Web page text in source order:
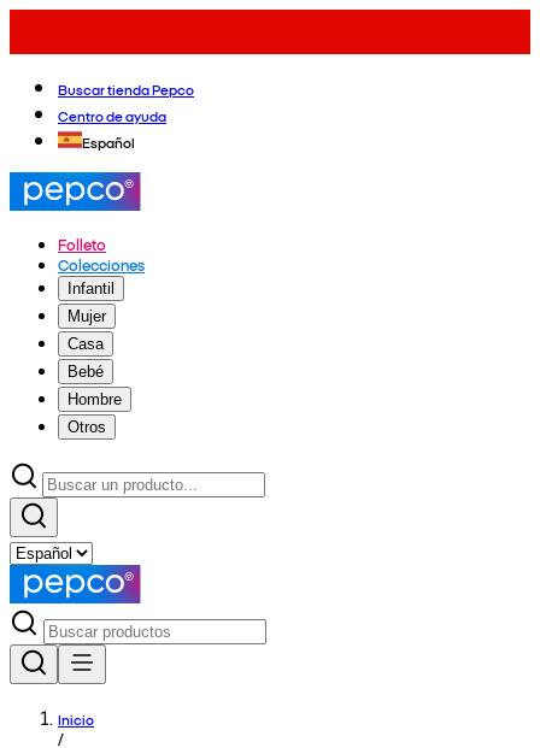
Buscar tienda Pepco
Centro de ayuda
Español
Folleto
Colecciones
Infantil
Mujer
Casa
Bebé
Hombre
Otros
Inicio
/